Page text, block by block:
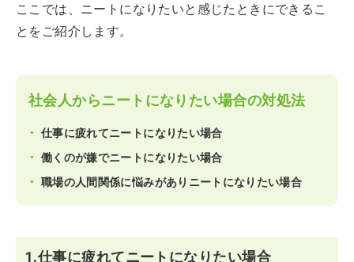
ここでは、ニートになりたいと感じたときにできるこ
とをご紹介します。
社会人からニートになりたい場合の対処法
仕事に疲れてニートになりたい場合
働くのが嫌でニートになりたい場合
職場の人間関係に悩みがありニートになりたい場合
1.仕事に疲れてニートになりたい場合